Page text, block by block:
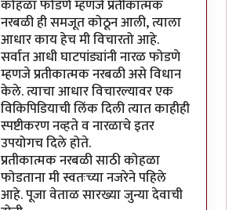
कोहळा फोडणे म्हणजे प्रतीकात्मक
नरबळी ही समजूत कोठून आली, त्याला
आधार काय हेच मी विचारतो आहे.
सर्वात आधी घाटपांड्यांनी नारळ फोडणे
म्हणजे प्रतीकात्मक नरबळी असे विधान
केले. त्याचा आधार विचारल्यावर एक
विकिपिडियाची लिंक दिली त्यात काहीही
स्पष्टीकरण नव्हते व नारळाचे इतर
उपयोगच दिले होते.
प्रतीकात्मक नरबळी साठी कोहळा
फोडताना मी स्वतःच्या नजरेने पहिले
आहे. पूजा वेताळ सारख्या जुन्या देवाची